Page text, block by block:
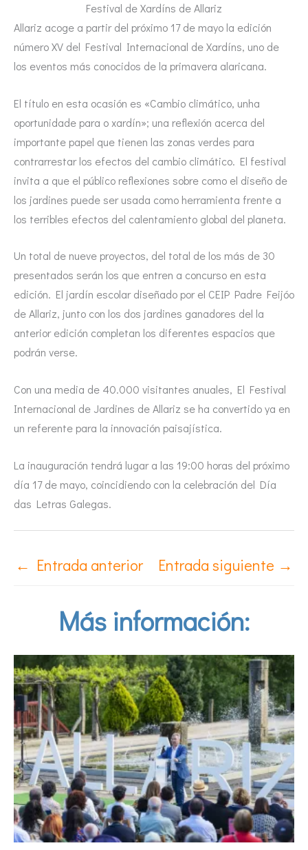
Festival de Xardíns de Allariz
Allariz acoge a partir del próximo 17 de mayo la edición
número XV del Festival Internacional de Xardíns, uno de
los eventos más conocidos de la primavera alaricana.
El título en esta ocasión es «Cambio climático, unha
oportunidade para o xardín»; una reflexión acerca del
importante papel que tienen las zonas verdes para
contrarrestar los efectos del cambio climático. El festival
invita a que el público reflexiones sobre como el diseño de
los jardines puede ser usada como herramienta frente a
los terribles efectos del calentamiento global del planeta.
Un total de nueve proyectos, del total de los más de 30
presentados serán los que entren a concurso en esta
edición. El jardín escolar diseñado por el CEIP Padre Feijóo
de Allariz, junto con los dos jardines ganadores del la
anterior edición completan los diferentes espacios que
podrán verse.
Con una media de 40.000 visitantes anuales, El Festival
Internacional de Jardines de Allariz se ha convertido ya en
un referente para la innovación paisajística.
La inauguración tendrá lugar a las 19:00 horas del próximo
día 17 de mayo, coincidiendo con la celebración del Día
das Letras Galegas.
← Entrada anterior Entrada siguiente →
Más información: